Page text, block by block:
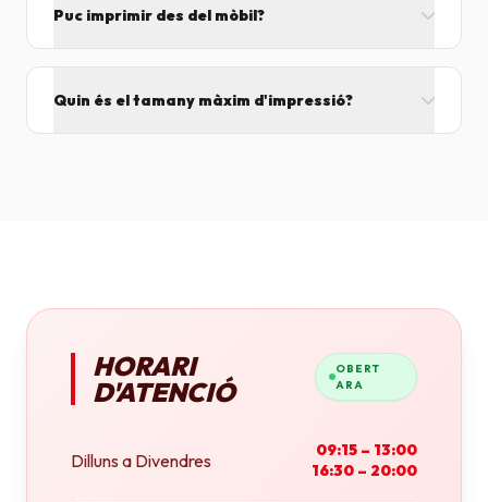
Word i Excel.
Puc imprimir des del mòbil?
Quin és el tamany màxim d'impressió?
HORARI
D'ATENCIÓ
OBERT
ARA
Dilluns a Divendres
09:15 – 13:00
16:30 – 20:00